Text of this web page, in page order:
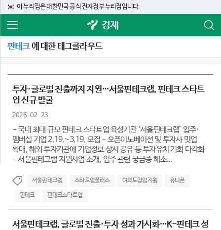
이 누리집은 대한민국 공식 전자정부 누리집입니다.
경제
핀테크에 대한 태그클라우드
투자·글로벌 진출까지 지원…서울핀테크랩, 핀테크 스타트
업 신규 발굴
2026-02-23
- 국내 최대 규모 핀테크 스타트업 육성기관 ‘서울핀테크랩’ 입주·
멤버십 기업 2.19.~3.19. 모집 - 오픈이노베이션 및 투자사 밋업
확대, 해외 투자기관에 기업정보 상시 공유 등 투자유치 기회 다각화
- 서울핀테크랩 지원사업 소개, 입주 관련 궁금증 해소...
서울핀테크랩 스타트업플러스 여의도창업지원 유니콘
핀테크 핀테크스타트업
서울핀테크랩, 글로벌 진출·투자 성과 가시화…K-핀테크 성